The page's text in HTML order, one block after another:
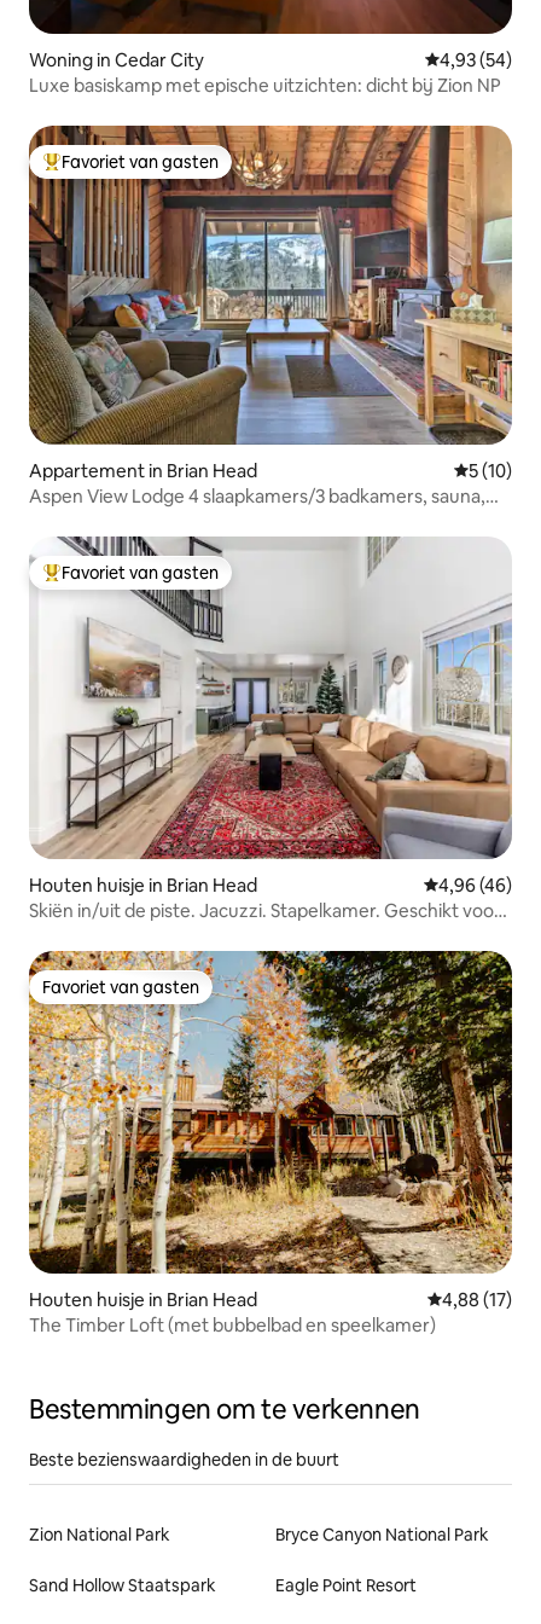
Woning in Cedar City Gemiddelde
4,93 (54)
Luxe basiskamp met epische uitzichten: dicht bij Zion NP
Topfavoriet van gasten
Favoriet van gasten
Appartement in Brian Head
5 (10)
Aspen View Lodge 4 slaapkamers/3 badkamers, sauna,
Topfavoriet van gasten
Favoriet van gasten
Houten huisje in Brian Head Gemiddelde
4,96 (46)
Skiën in/uit de piste. Jacuzzi. Stapelkamer. Geschikt voor
Favoriet van gasten
Favoriet van gasten
Houten huisje in Brian Head Gemiddelde
4,88 (17)
The Timber Loft (met bubbelbad en speelkamer)
Bestemmingen om te verkennen
Beste bezienswaardigheden in de buurt
Zion National Park Bryce Canyon National Park
Sand Hollow Staatspark Eagle Point Resort